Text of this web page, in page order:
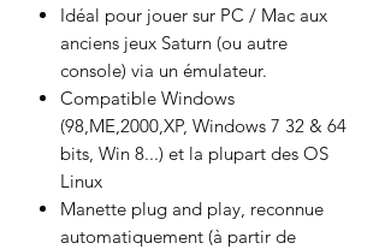
Idéal pour jouer sur PC / Mac aux
anciens jeux Saturn (ou autre
console) via un émulateur.
Compatible Windows
(98,ME,2000,XP, Windows 7 32 & 64
bits, Win 8...) et la plupart des OS
Linux
Manette plug and play, reconnue
automatiquement (à partir de